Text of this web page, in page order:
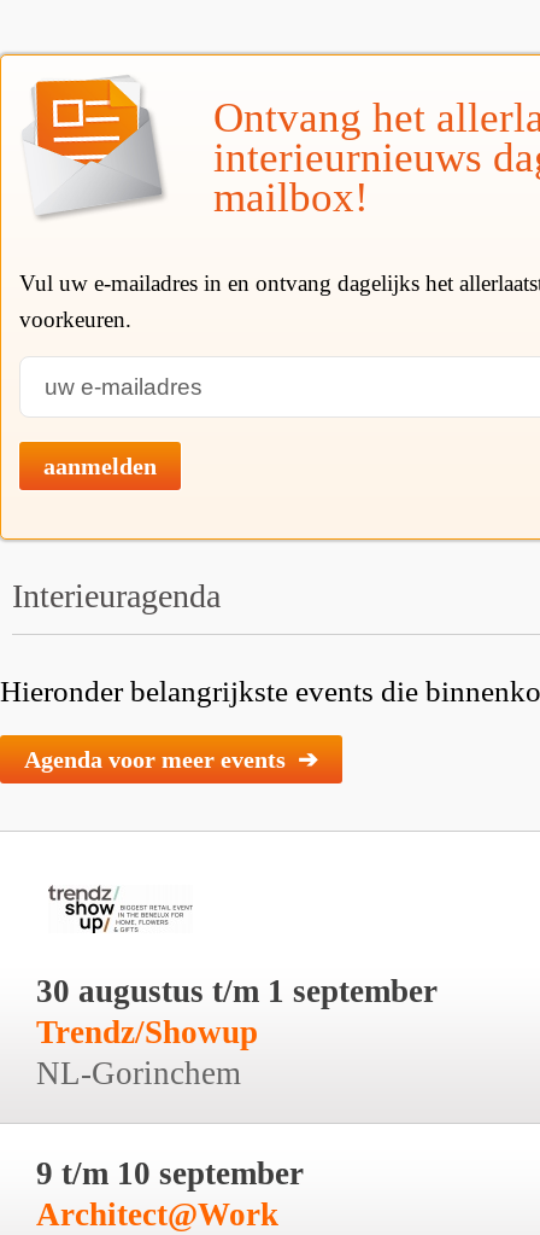
Ontvang het
interieurnieuws
mailbox!
Vul uw e-mailadres in en ontvang dagelijks het
voorkeuren.
aanmelden
Interieuragenda
Hieronder belangrijkste events die
Agenda voor meer events ➔
30 augustus t/m 1 september
Trendz/Showup
NL-Gorinchem
9 t/m 10 september
Architect@Work